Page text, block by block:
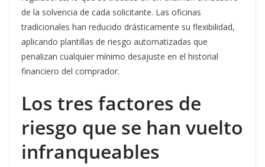
de la solvencia de cada solicitante. Las oficinas
tradicionales han reducido drásticamente su flexibilidad,
aplicando plantillas de riesgo automatizadas que
penalizan cualquier mínimo desajuste en el historial
financiero del comprador.
Los tres factores de
riesgo que se han vuelto
infranqueables